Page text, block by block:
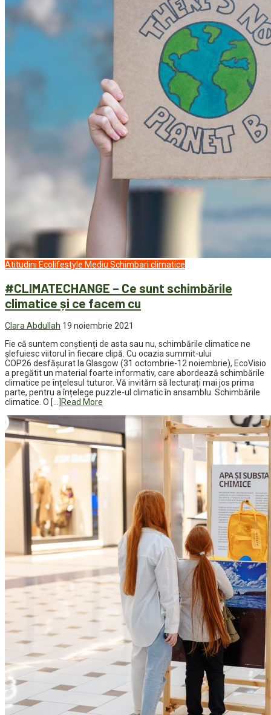
Atitudini Ecolifestyle Mediu Schimbari climatice
#CLIMATECHANGE – Ce sunt schimbările
climatice și ce facem cu
Clara Abdullah 19 noiembrie 2021
Fie că suntem conștienți de asta sau nu, schimbările climatice ne
șlefuiesc viitorul în fiecare clipă. Cu ocazia summit-ului
COP26 desfășurat la Glasgow (31 octombrie-12 noiembrie), EcoVisio
a pregătit un material foarte informativ, care abordează schimbările
climatice pe înțelesul tuturor. Vă invităm să lecturați mai jos prima
parte, pentru a înțelege puzzle-ul climatic în ansamblu. Schimbările
climatice. O […] Read More